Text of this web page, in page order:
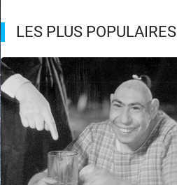
LES PLUS POPULAIRES